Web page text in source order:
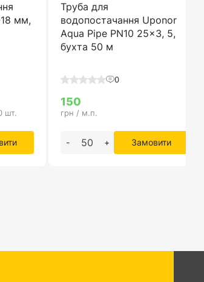
мм,
шт.
Труба для
водопостачання Uponor
Aqua Pipe PN10 25x3, 5,
бухта 50 м
0
150
грн / м.п.
- + Замовити